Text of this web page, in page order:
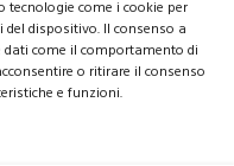
come i cookie per
dispositivo. Il consenso a
come il comportamento di
o ritirare il consenso
e funzioni.
All rights reserved |